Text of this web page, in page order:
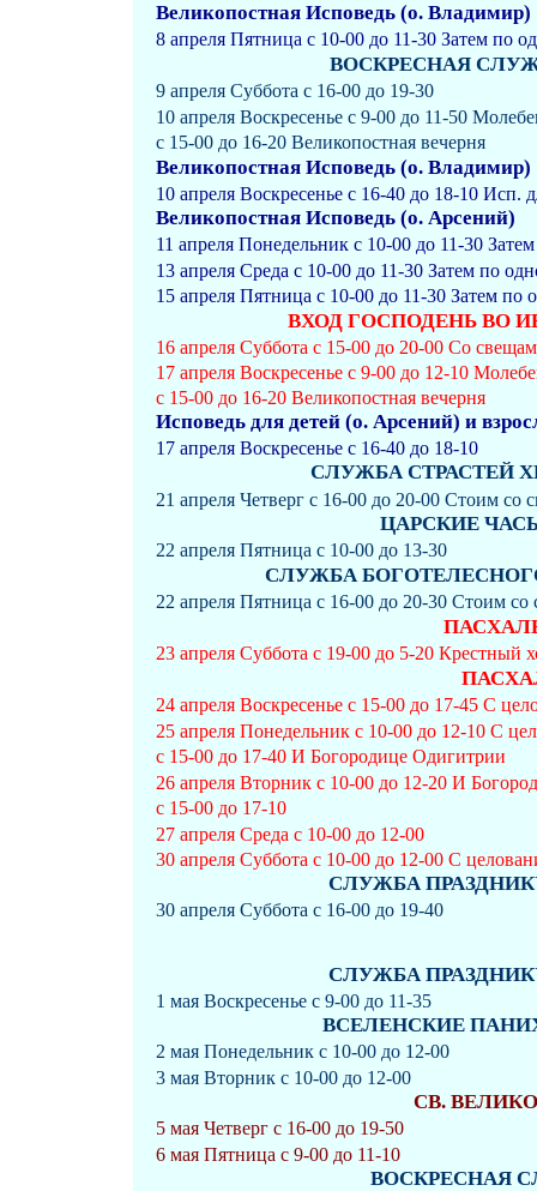
Великопостная Исповедь (о. Владимир)
8 апреля Пятница с 10-00 до 11-30 Затем по
ВОСКРЕСНАЯ
9 апреля Суббота с 16-00 до 19-30
10 апреля Воскресенье с 9-00 до 11-50
с 15-00 до 16-20 Великопостная вечерня
Великопостная Исповедь (о. Владимир)
10 апреля Воскресенье с 16-40 до 18-10 Исп.
Великопостная Исповедь (о. Арсений)
11 апреля Понедельник с 10-00 до 11-30
13 апреля Среда с 10-00 до 11-30 Затем по
15 апреля Пятница с 10-00 до 11-30 Затем по
ВХОД ГОСПОДЕНЬ ВО
16 апреля Суббота с 15-00 до 20-00 Со
17 апреля Воскресенье с 9-00 до 12-10
с 15-00 до 16-20 Великопостная вечерня
Исповедь для детей (о. Арсений) и
17 апреля Воскресенье с 16-40 до 18-10
СЛУЖБА СТРАСТЕЙ
21 апреля Четверг с 16-00 до 20-00 Стоим со
ЦАРСКИЕ
22 апреля Пятница с 10-00 до 13-30
СЛУЖБА БОГОТЕЛЕСНОГО
22 апреля Пятница с 16-00 до 20-30 Стоим со
23 апреля Суббота с 19-00 до 5-20 Крестный
24 апреля Воскресенье с 15-00 до 17-45 С
25 апреля Понедельник с 10-00 до 12-10 С
с 15-00 до 17-40 И Богородице Одигитрии
26 апреля Вторник с 10-00 до 12-20 И
с 15-00 до 17-10
27 апреля Среда с 10-00 до 12-00
30 апреля Суббота с 10-00 до 12-00 С
СЛУЖБА
30 апреля Суббота с 16-00 до 19-40
СЛУЖБА
1 мая Воскресенье с 9-00 до 11-35
ВСЕЛЕНСКИЕ
2 мая Понедельник с 10-00 до 12-00
3 мая Вторник с 10-00 до 12-00
СВ.
5 мая Четверг с 16-00 до 19-50
6 мая Пятница с 9-00 до 11-10
ВОСКРЕСНАЯ